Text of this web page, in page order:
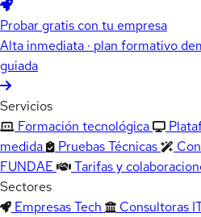
Probar gratis con tu empresa
Alta inmediata · plan formativo
guiada
Servicios
Formación tecnológica
medida
Pruebas Técnicas
FUNDAE
Tarifas y
Sectores
Empresas Tech
Consultoras